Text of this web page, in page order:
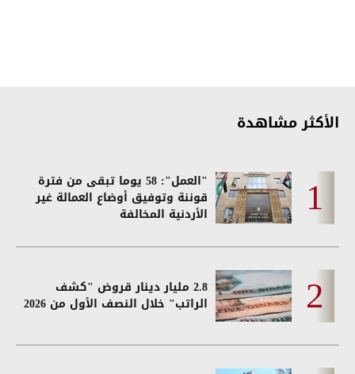
الأكثر مشاهدة
"العمل": 58 يوما تبقى من فترة
قوننة وتوفيق أوضاع العمالة غير
الأردنية المخالفة
2.8 مليار دينار قروض "كشف
الراتب" خلال النصف الأول من 2026